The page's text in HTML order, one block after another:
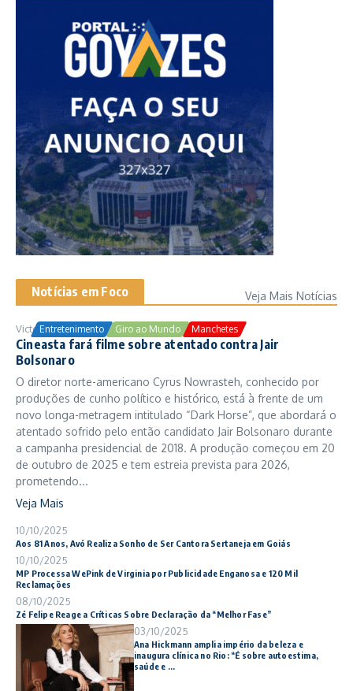
Notícias em Foco Veja Mais Notícias
Entretenimento Giro ao Mundo Manchetes
Victor Samuel 24/10/2025
Cineasta fará filme sobre atentado contra Jair
Bolsonaro
O diretor norte-americano Cyrus Nowrasteh, conhecido por
produções de cunho político e histórico, está à frente de um
novo longa-metragem intitulado “Dark Horse”, que abordará o
atentado sofrido pelo então candidato Jair Bolsonaro durante
a campanha presidencial de 2018. A produção começou em 20
de outubro de 2025 e tem estreia prevista para 2026,
prometendo...
Veja Mais
10/10/2025
Aos 81 Anos, Avó Realiza Sonho de Ser Cantora Sertaneja em Goiás
10/10/2025
MP Processa WePink de Virginia por Publicidade Enganosa e 120 Mil
Reclamações
08/10/2025
Zé Felipe Reage a Críticas Sobre Declaração da “Melhor Fase”
03/10/2025
Ana Hickmann amplia império da beleza e
inaugura clínica no Rio: “É sobre autoestima,
saúde e ...